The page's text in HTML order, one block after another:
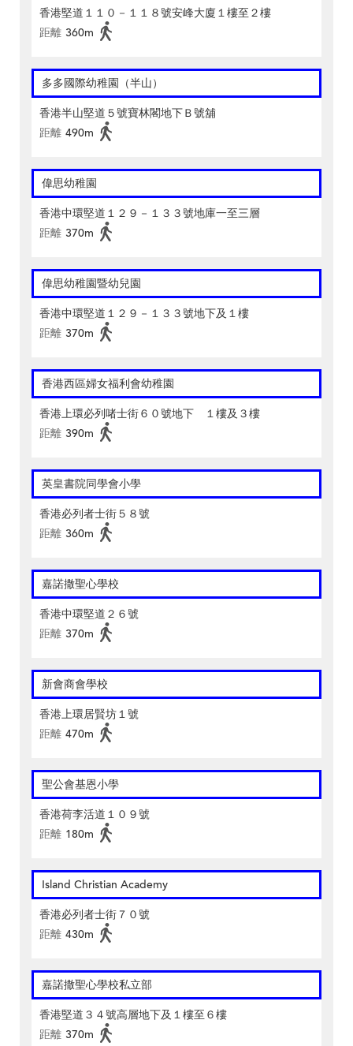
香港堅道１１０－１１８號安峰大廈１樓至２樓
距離 360m
多多國際幼稚園（半山）
香港半山堅道５號寶林閣地下Ｂ號舖
距離 490m
偉思幼稚園
香港中環堅道１２９－１３３號地庫一至三層
距離 370m
偉思幼稚園暨幼兒園
香港中環堅道１２９－１３３號地下及１樓
距離 370m
香港西區婦女福利會幼稚園
香港上環必列啫士街６０號地下 １樓及３樓
距離 390m
英皇書院同學會小學
香港必列者士街５８號
距離 360m
嘉諾撒聖心學校
香港中環堅道２６號
距離 370m
新會商會學校
香港上環居賢坊１號
距離 470m
聖公會基恩小學
香港荷李活道１０９號
距離 180m
Island Christian Academy
香港必列者士街７０號
距離 430m
嘉諾撒聖心學校私立部
香港堅道３４號高層地下及１樓至６樓
距離 370m